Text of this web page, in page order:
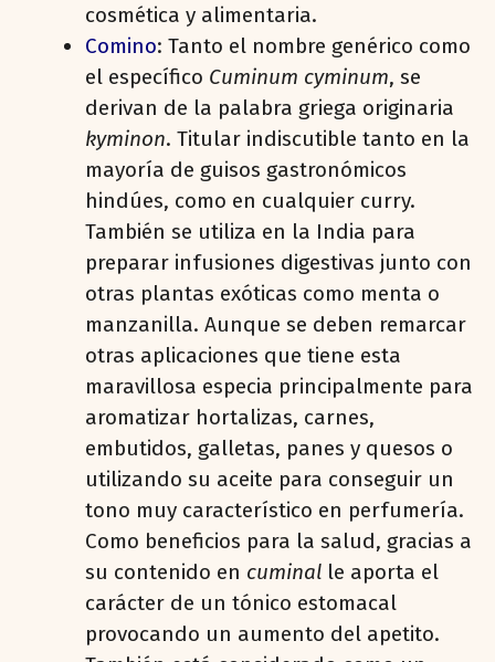
cosmética y alimentaria.
Comino: Tanto el nombre genérico como
el específico Cuminum cyminum, se
derivan de la palabra griega originaria
kyminon. Titular indiscutible tanto en la
mayoría de guisos gastronómicos
hindúes, como en cualquier curry.
También se utiliza en la India para
preparar infusiones digestivas junto con
otras plantas exóticas como menta o
manzanilla. Aunque se deben remarcar
otras aplicaciones que tiene esta
maravillosa especia principalmente para
aromatizar hortalizas, carnes,
embutidos, galletas, panes y quesos o
utilizando su aceite para conseguir un
tono muy característico en perfumería.
Como beneficios para la salud, gracias a
su contenido en cuminal le aporta el
carácter de un tónico estomacal
provocando un aumento del apetito.